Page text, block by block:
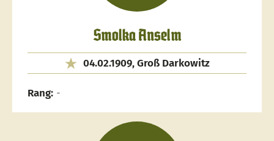
Smolka Anselm
04.02.1909, Groß Darkowitz
Rang: -